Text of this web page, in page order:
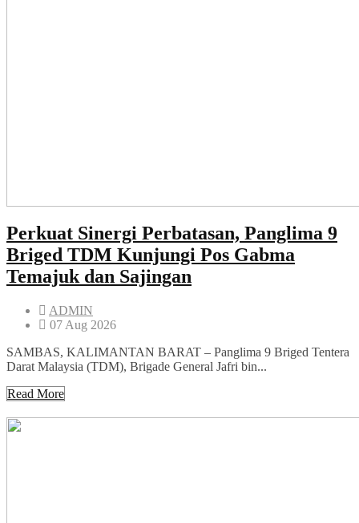
Perkuat Sinergi Perbatasan, Panglima 9
Briged TDM Kunjungi Pos Gabma
Temajuk dan Sajingan
ADMIN
07 Aug 2026
SAMBAS, KALIMANTAN BARAT – Panglima 9 Briged Tentera
Darat Malaysia (TDM), Brigade General Jafri bin...
Read More